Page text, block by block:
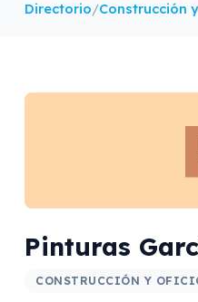
Directorio/Construcción
Pinturas
CONSTRUCCIÓN Y